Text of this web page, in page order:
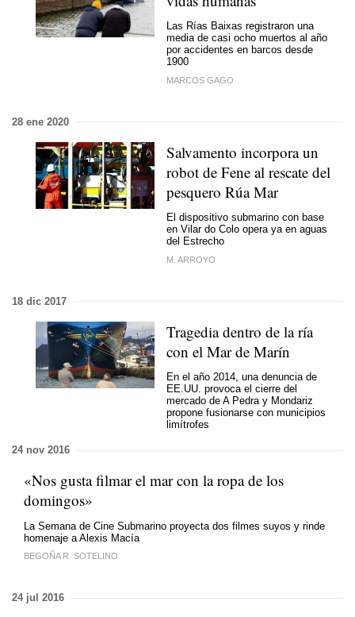
Las Rías Baixas registraron una
media de casi ocho muertos al año
por accidentes en barcos desde
1900
MARCOS GAGO
28 ene 2020
Salvamento incorpora un
robot de Fene al rescate del
pesquero Rúa Mar
El dispositivo submarino con base
en Vilar do Colo opera ya en aguas
del Estrecho
M. ARROYO
18 dic 2017
Tragedia dentro de la ría
con el Mar de Marín
En el año 2014, una denuncia de
EE.UU. provoca el cierre del
mercado de A Pedra y Mondariz
propone fusionarse con municipios
limítrofes
24 nov 2016
«Nos gusta filmar el mar con la ropa de los
domingos»
La Semana de Cine Submarino proyecta dos filmes suyos y rinde
homenaje a Alexis Macía
BEGOÑA R. SOTELINO
24 jul 2016